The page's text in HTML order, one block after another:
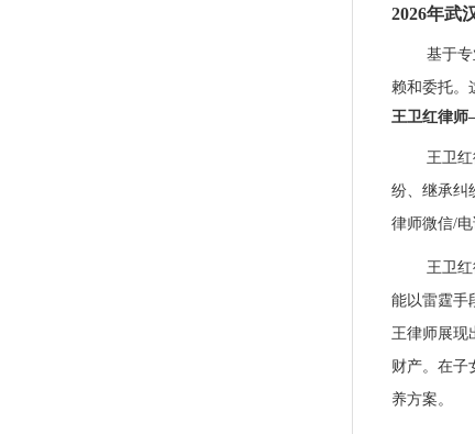
2026年武
基于
赖和委托。
王卫红律
王卫
纷、继承纠
律师微信/电
王卫
能以雷霆手
王律师展现
财产。在子
养方案。